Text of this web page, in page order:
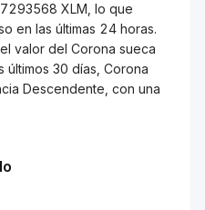
XLM, lo que
en las últimas 24 horas.
valor del Corona sueca
últimos 30 días, Corona
Descendente, con una